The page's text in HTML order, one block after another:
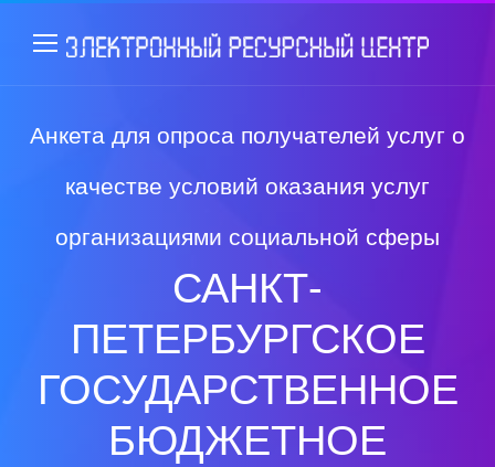
Анкета для опроса получателей услуг о
качестве условий оказания услуг
организациями социальной сферы
САНКТ-
ПЕТЕРБУРГСКОЕ
ГОСУДАРСТВЕННОЕ
БЮДЖЕТНОЕ